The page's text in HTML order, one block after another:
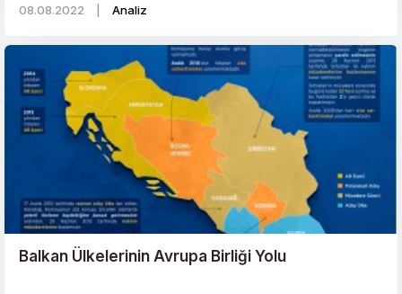
08.08.2022 Analiz
Balkan Ülkelerinin Avrupa Birliği Yolu